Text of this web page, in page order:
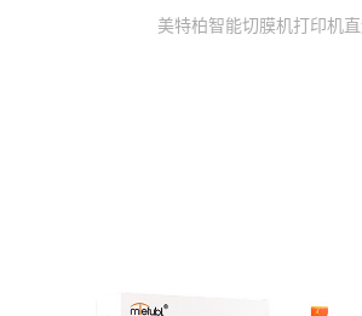
美特柏智能切膜机打印机